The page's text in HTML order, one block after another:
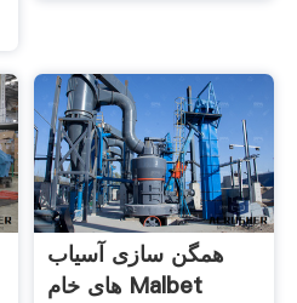
همگن سازی آسیاب
های خام Malbet